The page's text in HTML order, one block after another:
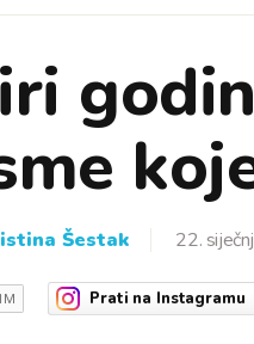
Šestak 22.
Prati na Instagramu